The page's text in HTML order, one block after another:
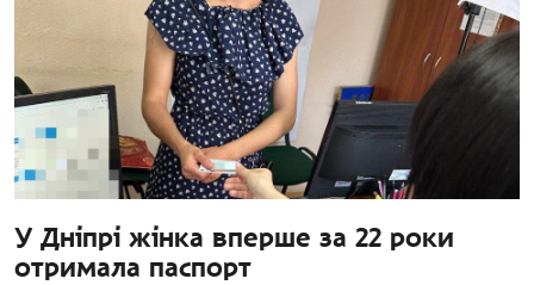
У Дніпрі жінка вперше за 22 роки
отримала паспорт